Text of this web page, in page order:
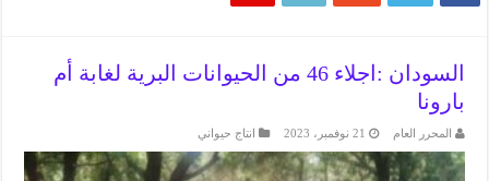
السودان :اجلاء 46 من الحيوانات البرية لغابة أم
بارونا
المحرر العام 21 نوفمبر، 2023 انتاج حيواني